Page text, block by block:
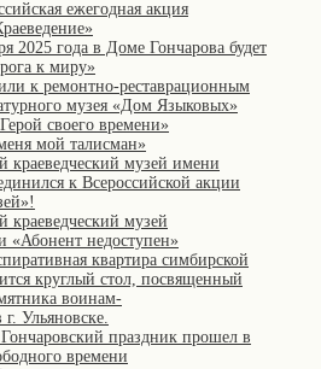
ежегодная акция
2025 года в Доме Гончарова будет
к миру»
к ремонтно-реставрационным
музея «Дом Языковых»
своего времени»
мой талисман»
краеведческий музей имени
к Всероссийской акции
краеведческий музей
«Абонент недоступен»
квартира симбирской
круглый стол, посвященный
воинам-
Ульяновске.
праздник прошел в
времени